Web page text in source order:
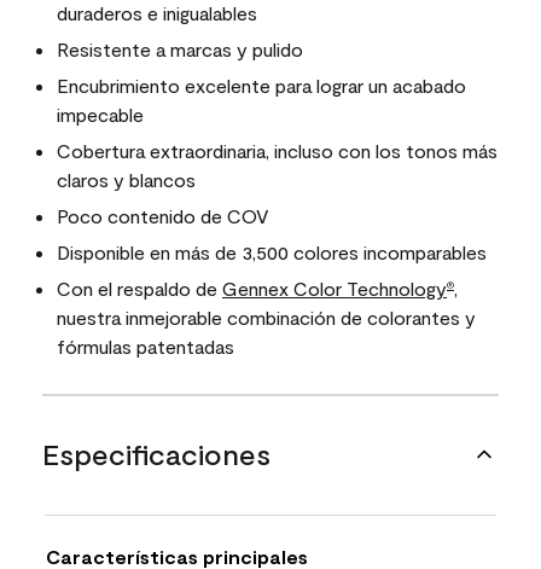
duraderos e inigualables
Resistente a marcas y pulido
Encubrimiento excelente para lograr un acabado
impecable
Cobertura extraordinaria, incluso con los tonos más
claros y blancos
Poco contenido de COV
Disponible en más de 3,500 colores incomparables
Con el respaldo de Gennex Color Technology®,
nuestra inmejorable combinación de colorantes y
fórmulas patentadas
Especificaciones
Características principales